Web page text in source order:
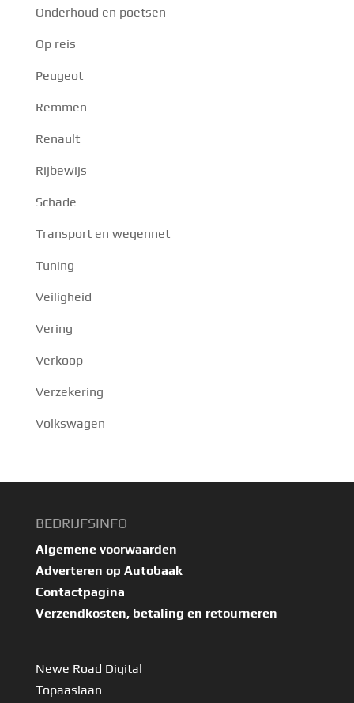
Onderhoud en poetsen
Op reis
Peugeot
Remmen
Renault
Rijbewijs
Schade
Transport en wegennet
Tuning
Veiligheid
Vering
Verkoop
Verzekering
Volkswagen
BEDRIJFSINFO
Algemene voorwaarden
Adverteren op Autobaak
Contactpagina
Verzendkosten, betaling en retourneren
Newe Road Digital
Topaaslaan